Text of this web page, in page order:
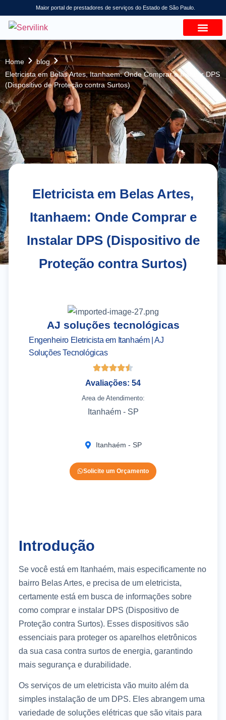
Maior portal de prestadores de serviços do Estado de São Paulo.
Home
blog
Eletricista em Belas Artes, Itanhaem: Onde Comprar e Instalar DPS
(Dispositivo de Proteção contra Surtos)
Eletricista em Belas Artes,
Itanhaem: Onde Comprar e
Instalar DPS (Dispositivo de
Proteção contra Surtos)
AJ soluções tecnológicas
Engenheiro Eletricista em Itanhaém | AJ
Soluções Tecnológicas
Avaliações: 54
Area de Atendimento:
Itanhaém - SP
Itanhaém - SP
Solicite um Orçamento
Introdução
Se você está em Itanhaém, mais especificamente no
bairro Belas Artes, e precisa de um eletricista,
certamente está em busca de informações sobre
como comprar e instalar DPS (Dispositivo de
Proteção contra Surtos). Esses dispositivos são
essenciais para proteger os aparelhos eletrônicos
da sua casa contra surtos de energia, garantindo
mais segurança e durabilidade.
Os serviços de um eletricista vão muito além da
simples instalação de um DPS. Eles abrangem uma
variedade de soluções elétricas que são vitais para